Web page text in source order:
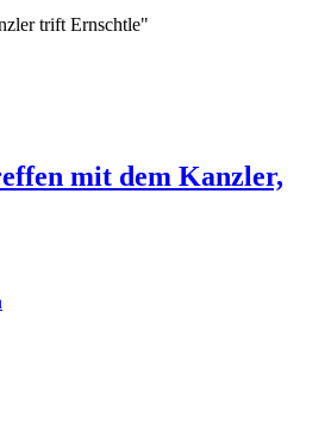
trift Ernschtle"
mit dem Kanzler,